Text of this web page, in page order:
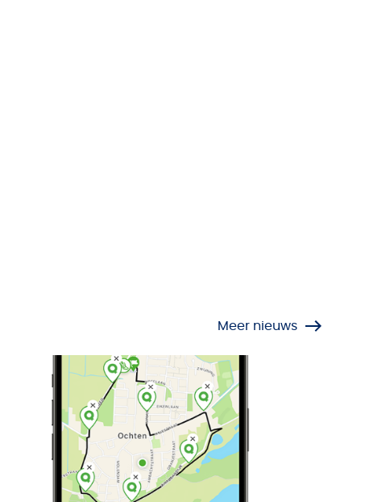
Meer nieuws